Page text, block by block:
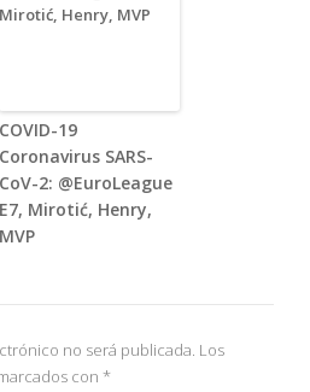
COVID-19
Coronavirus SARS-
CoV-2: @EuroLeague
E7, Mirotić, Henry,
MVP
no será publicada. Los
con *